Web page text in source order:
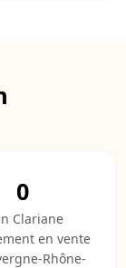
0
Clariane
en vente
Rhône-